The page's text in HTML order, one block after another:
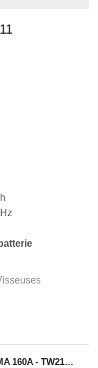
Poste à souder Inverter MMA 160A - TW21605